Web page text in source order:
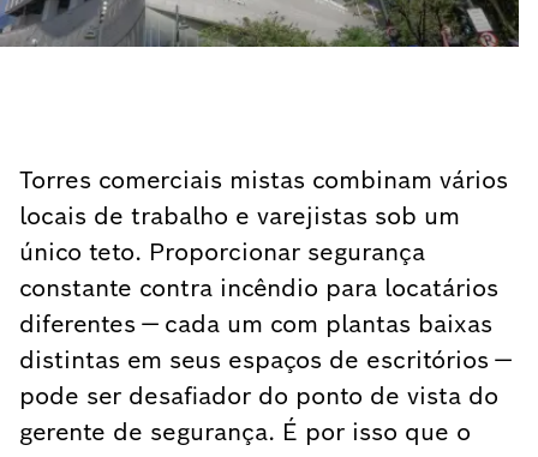
Torres comerciais mistas combinam vários
locais de trabalho e varejistas sob um
único teto. Proporcionar segurança
constante contra incêndio para locatários
diferentes — cada um com plantas baixas
distintas em seus espaços de escritórios —
pode ser desafiador do ponto de vista do
gerente de segurança. É por isso que o